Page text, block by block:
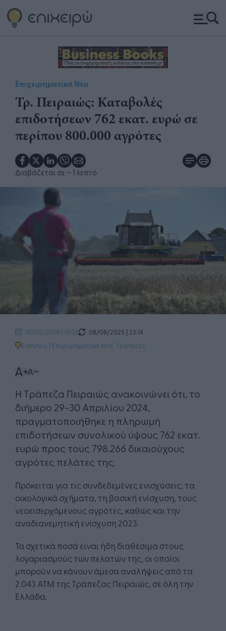
Επιχειρηματικά Νέα
Τρ. Πειραιώς: Καταβολές
επιδοτήσεων 762 εκατ. ευρώ σε
περίπου 800.000 αγρότες
Διαβάζεται σε ~ 1 λεπτό
01/05/2024 | 16:02
08/08/2025 | 23:14
Ειδήσεις | Επιχειρηματικά Νέα Τράπεζες
Η Τράπεζα Πειραιώς ανακοινώνει ότι, το
διήμερο 29-30 Απριλίου 2024,
πραγματοποιήθηκε η πληρωμή
επιδοτήσεων συνολικού ύψους 762 εκατ.
ευρώ προς τους 798.266 δικαιούχους
αγρότες πελάτες της.
Πρόκειται για τις συνδεδεμένες ενισχύσεις, τα
οικολογικά σχήματα, τη βασική ενίσχυση, τους
νεοεισερχόμενους αγρότες, καθώς και την
αναδιανεμητική ενίσχυση 2023.
Τα σχετικά ποσά είναι ήδη διαθέσιμα στους
λογαριασμούς των πελατών της, οι οποίοι
μπορούν να κάνουν άμεσα αναλήψεις από τα
2.043 ΑΤΜ της Τράπεζας Πειραιώς, σε όλη την
Ελλάδα.